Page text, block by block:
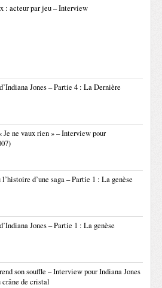
: acteur par jeu – Interview
Jones – Partie 4 : La Dernière
Je ne vaux rien » – Interview pour
l’histoire d’une saga – Partie 1 : La genèse
Jones – Partie 1 : La genèse
son souffle – Interview pour Indiana Jones
crâne de cristal